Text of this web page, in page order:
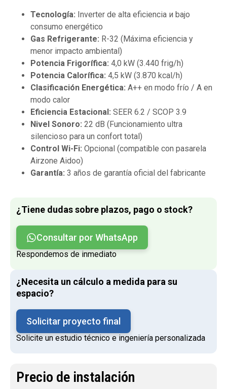
Tecnología: Inverter de alta eficiencia и bajo
consumo energético
Gas Refrigerante: R-32 (Máxima eficiencia y
menor impacto ambiental)
Potencia Frigorífica: 4,0 kW (3.440 frig/h)
Potencia Calorífica: 4,5 kW (3.870 kcal/h)
Clasificación Energética: A++ en modo frío / A en
modo calor
Eficiencia Estacional: SEER 6.2 / SCOP 3.9
Nivel Sonoro: 22 dB (Funcionamiento ultra
silencioso para un confort total)
Control Wi-Fi: Opcional (compatible con pasarela
Airzone Aidoo)
Garantía: 3 años de garantía oficial del fabricante
¿Tiene dudas sobre plazos, pago o stock?
Consultar por WhatsApp
Respondemos de inmediato
¿Necesita un cálculo a medida para su
espacio?
Solicitar proyecto final
Solicite un estudio técnico e ingeniería personalizada
Precio de instalación